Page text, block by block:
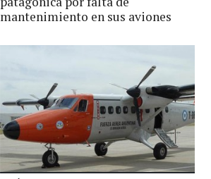
mantenimiento en sus aviones